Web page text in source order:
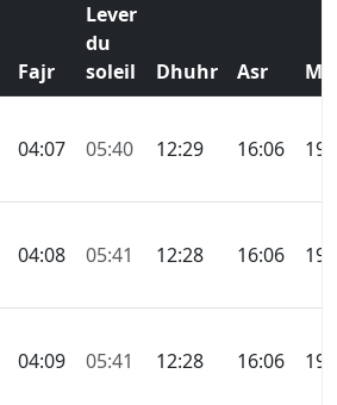
Fajr
Lever
du
soleil
Dhuhr Asr
04:07 05:40 12:29 16:06
04:08 05:41 12:28 16:06
04:09 05:41 12:28 16:06